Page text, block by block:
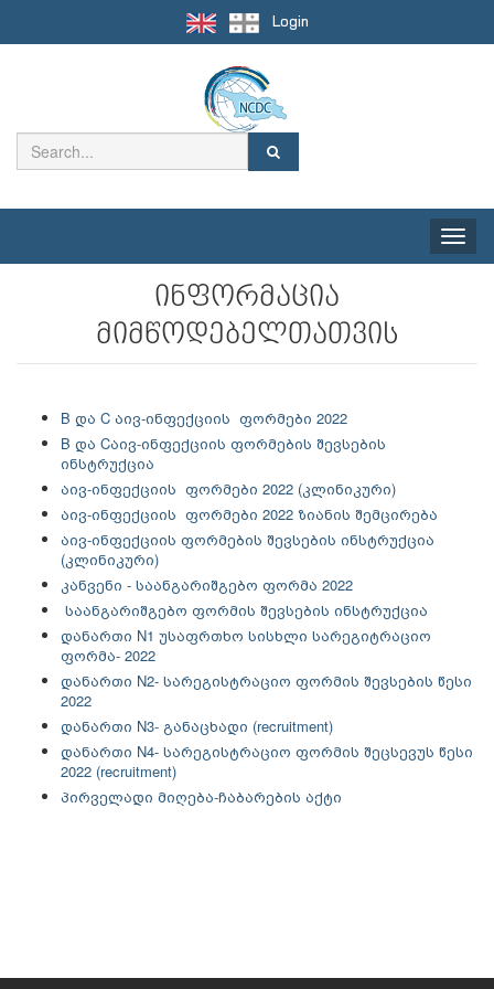
Login
Toggle
ინფორმაცია
მიმწოდებელთათვის
B და C აივ-ინფექციის ფორმები 2022
B და Cაივ-ინფექციის ფორმების შევსების
ინსტრუქცია
აივ-ინფექციის ფორმები 2022 (კლინიკური)
აივ-ინფექციის ფორმები 2022 ზიანის შემცირება
აივ-ინფექციის ფორმების შევსების ინსტრუქცია
(კლინიკური)
კანვენი - საანგარიშგებო ფორმა 2022
საანგარიშგებო ფორმის შევსების ინსტრუქცია
დანართი N1 უსაფრთხო სისხლი სარეგიტრაციო
ფორმა- 2022
დანართი N2- სარეგისტრაციო ფორმის შევსების წესი
2022
დანართი N3- განაცხადი (recruitment)
დანართი N4- სარეგისტრაციო ფორმის შეცსევუს წესი
2022 (recruitment)
პირველადი მიღება-ჩაბარების აქტი